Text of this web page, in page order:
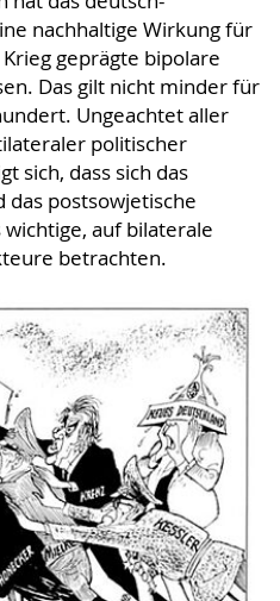
nachhaltige Wirkung für
geprägte bipolare
Das gilt nicht minder für
Ungeachtet aller
politischer
sich, dass sich das
das postsowjetische
wichtige, auf bilaterale
betrachten.